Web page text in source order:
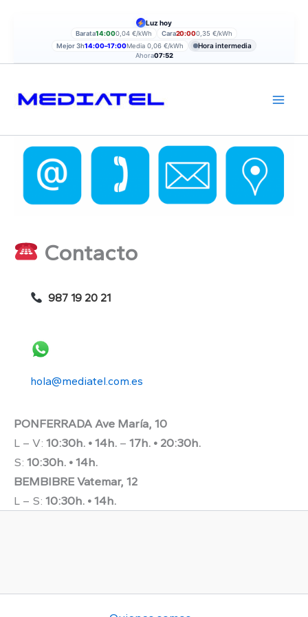
Luz hoy
Hora intermedia
Barata14:000,04 €/kWh Cara20:000,35 €/kWh
Mejor 3h14:00–17:00Media 0,06 €/kWh
Ahora07:52
Contacto
987 19 20 21
hola@mediatel.com.es
PONFERRADA Ave María, 10
L – V: 10:30h. • 14h. – 17h. • 20:30h.
S: 10:30h. • 14h.
BEMBIBRE Vatemar, 12
L – S: 10:30h. • 14h.